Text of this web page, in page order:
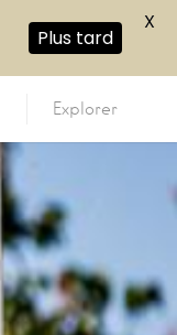
Explorer
Plus tard
X